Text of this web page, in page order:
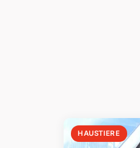
HAUSTIERE